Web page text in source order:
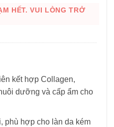
HẾT. VUI LÒNG TRỞ
kết hợp Collagen,
dưỡng và cấp ẩm cho
phù hợp cho làn da kém